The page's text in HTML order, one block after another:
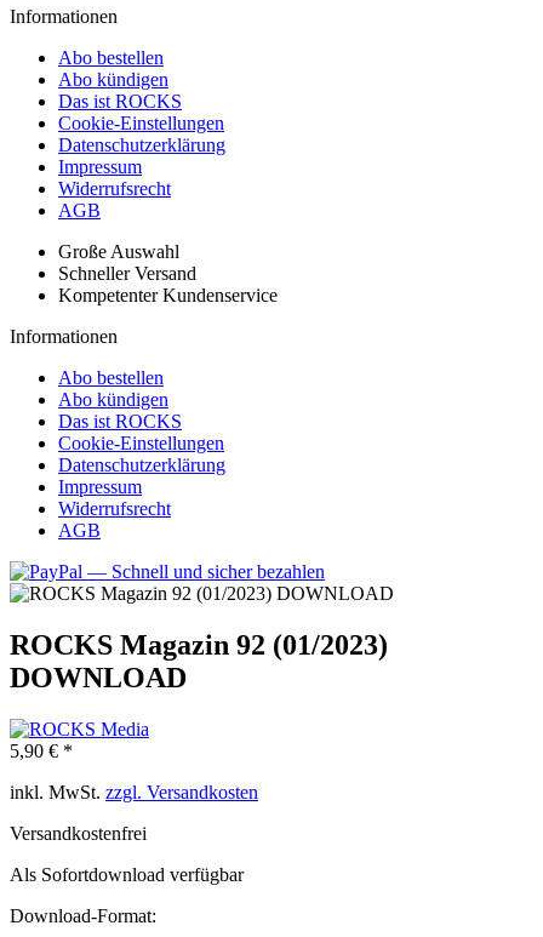
Informationen
Abo bestellen
Abo kündigen
Das ist ROCKS
Cookie-Einstellungen
Datenschutzerklärung
Impressum
Widerrufsrecht
AGB
Große Auswahl
Schneller Versand
Kompetenter Kundenservice
Informationen
Abo bestellen
Abo kündigen
Das ist ROCKS
Cookie-Einstellungen
Datenschutzerklärung
Impressum
Widerrufsrecht
AGB
ROCKS Magazin 92 (01/2023)
DOWNLOAD
5,90 € *
inkl. MwSt. zzgl. Versandkosten
Versandkostenfrei
Als Sofortdownload verfügbar
Download-Format: